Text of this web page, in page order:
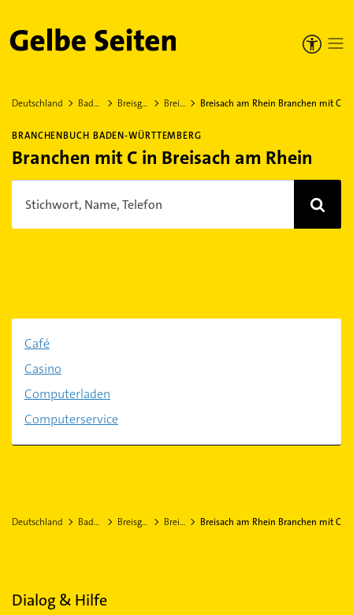
Gelbe Seiten
Deutschland Baden-Württemberg Breisgau-Hochschwarzwald Breisach am Rhein Breisach am Rhein Branchen mit C
BRANCHENBUCH BADEN-WÜRTTEMBERG
Branchen mit C in Breisach am Rhein
Stichwort, Name, Telefon
Café
Casino
Computerladen
Computerservice
Deutschland Baden-Württemberg Breisgau-Hochschwarzwald Breisach am Rhein Breisach am Rhein Branchen mit C
Dialog & Hilfe